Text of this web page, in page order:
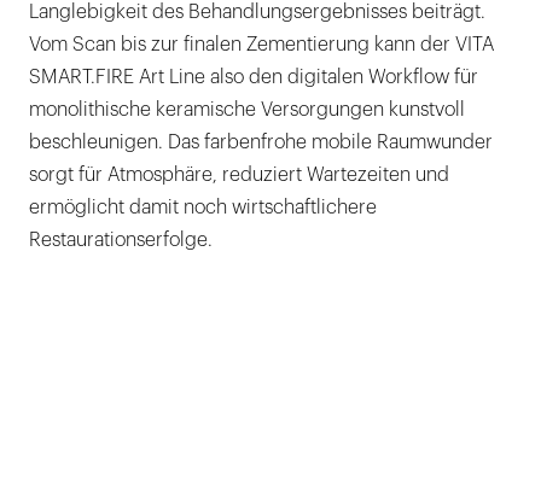
Langlebigkeit des Behandlungsergebnisses beiträgt.
Vom Scan bis zur finalen Zementierung kann der VITA
SMART.FIRE Art Line also den digitalen Workflow für
monolithische keramische Versorgungen kunstvoll
beschleunigen. Das farbenfrohe mobile Raumwunder
sorgt für Atmosphäre, reduziert Wartezeiten und
ermöglicht damit noch wirtschaftlichere
Restaurationserfolge.